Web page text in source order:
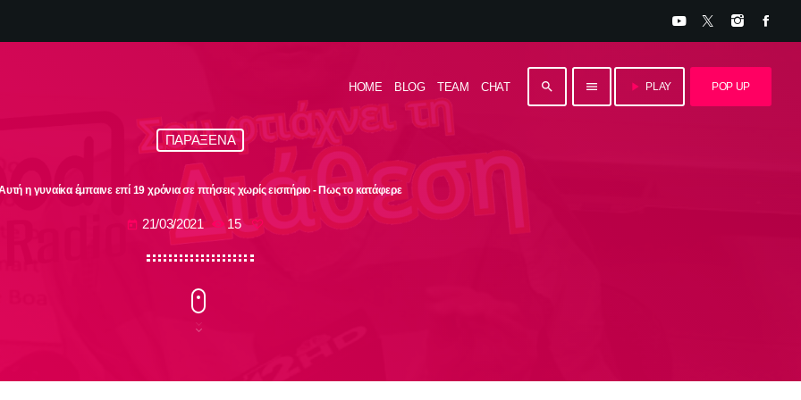
HOME BLOG TEAM CHAT search menu play_arrow PLAY POP UP
ΚΑΤΗΓΟΡΙΕΣ
ΠΑΡΑΞΕΝΑ
η γυναίκα έμπαινε επί 19 χρόνια σε πτήσεις χωρίς εισιτήριο ‑ Πως το κατάφερε
today 21/03/2021 15